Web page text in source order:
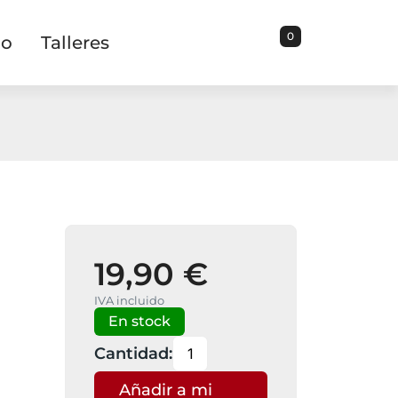
Talleres 0
19,90 €
IVA incluido
En stock
Cantidad:
Añadir a mi